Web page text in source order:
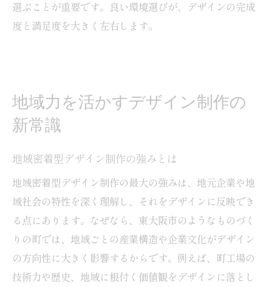
理想のデザイン制作を叶える具体策
選ぶことが重要です。良い環境選びが、デザインの完成
度と満足度を大きく左右します。
地域力を活かすデザイン制作の
新常識
地域密着型デザイン制作の強みとは
地域密着型デザイン制作の最大の強みは、地元企業や地
域社会の特性を深く理解し、それをデザインに反映でき
る点にあります。なぜなら、東大阪市のようなものづく
りの町では、地域ごとの産業構造や企業文化がデザイン
の方向性に大きく影響するからです。例えば、町工場の
技術力や歴史、地域に根付く価値観をデザインに落とし